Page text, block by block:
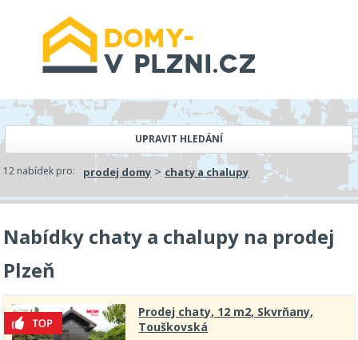
UPRAVIT HLEDÁNÍ
12 nabídek pro: prodej domy >chaty a chalupy
Nabídky chaty a chalupy na prodej
Plzeň
Prodej chaty, 12 m2, Skvrňany,
Touškovská